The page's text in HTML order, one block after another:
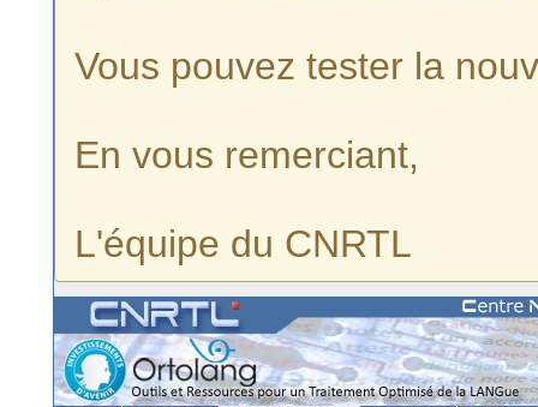
Vous pouvez tester la
En vous remerciant,
L'équipe du CNRTL